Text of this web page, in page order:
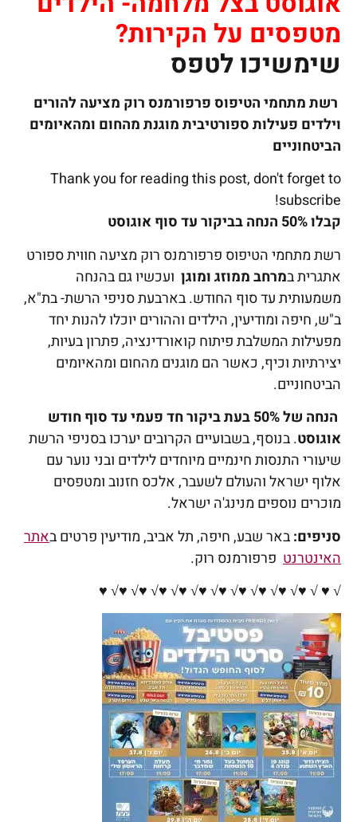
מטפסים על הקירות?
שימשיכו לטפס
רשת מתחמי הטיפוס פרפורמנס רוק מציעה להורים
וילדים פעילות ספורטיבית מוגנת מהחום ומהאיומים
הביטחוניים
Thank you for reading this post, don't forget to
subscribe!
קבלו 50% הנחה בביקור עד סוף אוגוסט
רשת מתחמי הטיפוס פרפורמנס רוק מציעה חווית ספורט
אתגרית במרחב ממוזג ומוגן ועכשיו גם בהנחה
משמעותית עד סוף החודש. בארבעת סניפי הרשת- בת"א,
ב"ש, חיפה ומודיעין, הילדים וההורים יוכלו להנות יחד
מפעילות המשלבת פיתוח קואורדינציה, פתרון בעיות,
יצירתיות וכיף, כאשר הם מוגנים מהחום ומהאיומים
הביטחוניים.
הנחה של 50% בעת ביקור חד פעמי עד סוף חודש
אוגוסט. בנוסף, בשבועיים הקרובים יערכו בסניפי הרשת
שיעורי התנסות חינמיים מיוחדים לילדים ובני נוער עם
אלוף ישראל והעולם לשעבר, אלכס חזנוב ומטפסים
מוכרים נוספים מנינג'ה ישראל.
סניפים:באר שבע, חיפה, תל אביב, מודיעין פרטים באתר
האינטרנט פרפורמנס רוק.
√ ♥ √ ♥√ ♥√ ♥√ ♥√ ♥√ ♥√ ♥√ ♥√ ♥√ ♥√ ♥